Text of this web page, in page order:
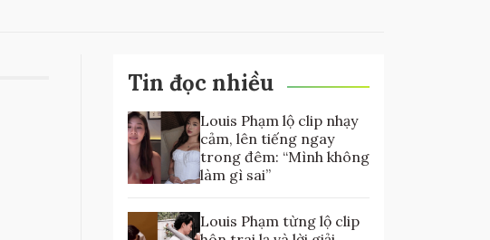
Tin đọc nhiều
Louis Phạm lộ clip nhạy
cảm, lên tiếng ngay
trong đêm: “Mình không
làm gì sai”
Louis Phạm từng lộ clip